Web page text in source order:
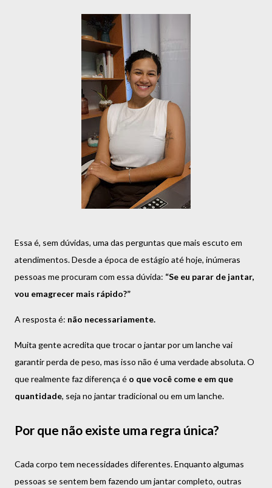
Essa é, sem dúvidas, uma das perguntas que mais escuto em
atendimentos. Desde a época de estágio até hoje, inúmeras
pessoas me procuram com essa dúvida: “Se eu parar de jantar,
vou emagrecer mais rápido?”
A resposta é: não necessariamente.
Muita gente acredita que trocar o jantar por um lanche vai
garantir perda de peso, mas isso não é uma verdade absoluta. O
que realmente faz diferença é o que você come e em que
quantidade, seja no jantar tradicional ou em um lanche.
Por que não existe uma regra única?
Cada corpo tem necessidades diferentes. Enquanto algumas
pessoas se sentem bem fazendo um jantar completo, outras